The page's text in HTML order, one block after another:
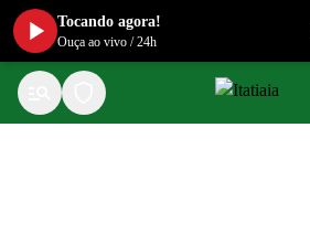
Tocando agora!
Ouça ao vivo /24h